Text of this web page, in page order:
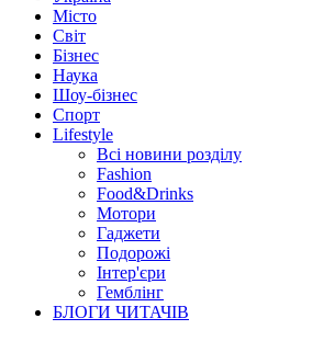
Місто
Світ
Бізнес
Наука
Шоу-бізнес
Спорт
Lifestyle
Всі новини розділу
Fashion
Food&Drinks
Мотори
Гаджети
Подорожі
Інтер'єри
Гемблінг
БЛОГИ ЧИТАЧІВ